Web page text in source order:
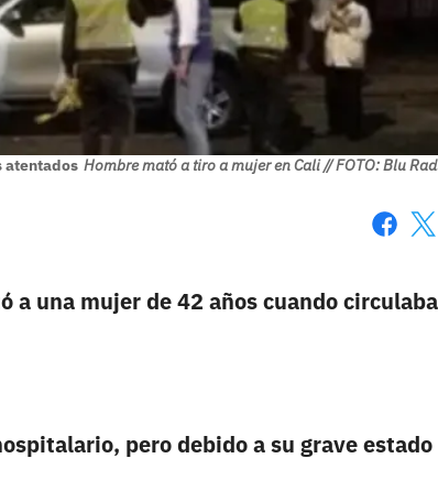
atentados Hombre mató a tiro a mujer en Cali // FOTO: Blu
a una mujer de 42 años cuando
pero debido a su grave estado